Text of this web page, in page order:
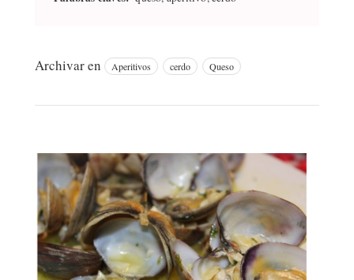
Archivar en Aperitivos cerdo Queso